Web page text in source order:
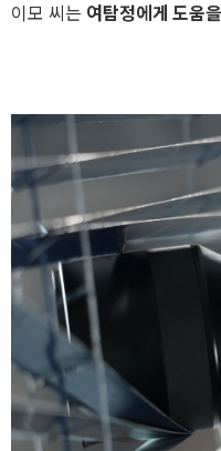
이모 씨는 여탐정에게 도움